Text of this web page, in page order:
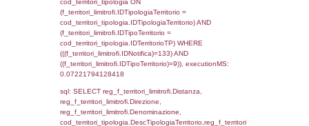
((f_territori_limitrofi.IDTipoTerritorio)=2)),
0.07234001159668
sql: SELECT f_territori_limitrofi.Distanza,
f_territori_limitrofi.Direzione,
f_territori_limitrofi.DescAltro FROM